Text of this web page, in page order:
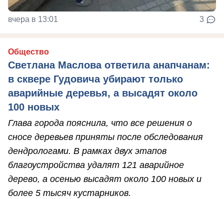
вчера в 13:01 3
Общество
Светлана Маслова ответила анапчанам:
в сквере Гудовича убирают только
аварийные деревья, а высадят около
100 новых
Глава города пояснила, что все решения о
сносе деревьев приняты после обследования
дендрологами. В рамках двух этапов
благоустройства удалят 121 аварийное
дерево, а осенью высадят около 100 новых и
более 5 тысяч кустарников.